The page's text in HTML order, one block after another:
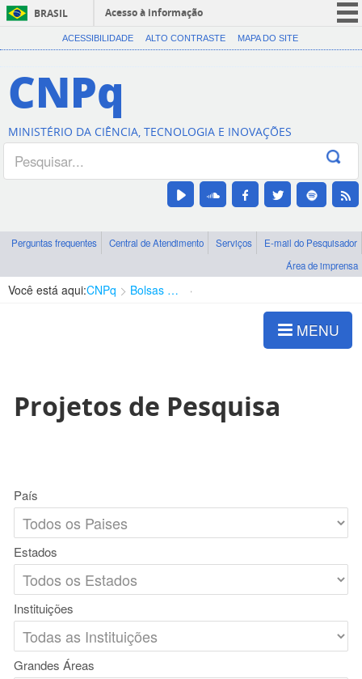
BRASIL
Acesso à informação
CORONAVÍRUS (COVID-19)
Canais
ACESSIBILIDADE ALTO CONTRASTE MAPA DO SITE
CNPq
MINISTÉRIO DA CIÊNCIA, TECNOLOGIA E INOVAÇÕES
Perguntas frequentes Central de Atendimento Serviços
E-mail do Pesquisador
Área de imprensa
Você está aqui:CNPq Bolsas e Auxílios Vigentes
MENU
Projetos de Pesquisa
País
Estados
Instituições
Grandes Áreas